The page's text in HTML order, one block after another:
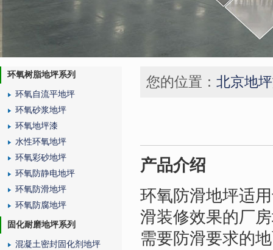
环氧树脂地坪系列
环氧自流平地坪
环氧砂浆地坪
环氧地坪漆
水性环氧地坪
环氧彩砂地坪
环氧防静电地坪
环氧防滑地坪
环氧防腐地坪
固化耐磨地坪系列
混凝土密封固化剂地坪
您的位置： 北京地
产品介绍
环氧防滑地坪适
滑装修效果的厂
需要防滑要求的